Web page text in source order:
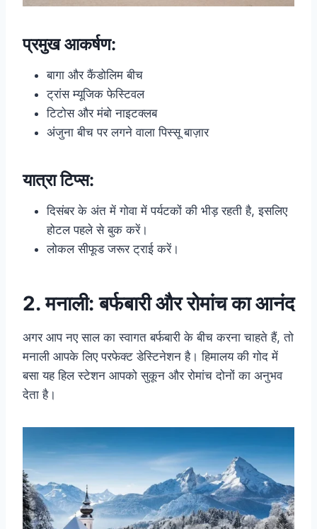
प्रमुख आकर्षण:
बागा और कैंडोलिम बीच
ट्रांस म्यूजिक फेस्टिवल
टिटोस और मंबो नाइटक्लब
अंजुना बीच पर लगने वाला पिस्सू बाज़ार
यात्रा टिप्स:
दिसंबर के अंत में गोवा में पर्यटकों की भीड़ रहती है, इसलिए
होटल पहले से बुक करें।
लोकल सीफूड जरूर ट्राई करें।
2. मनाली: बर्फबारी और रोमांच का आनंद
अगर आप नए साल का स्वागत बर्फबारी के बीच करना चाहते हैं, तो
मनाली आपके लिए परफेक्ट डेस्टिनेशन है। हिमालय की गोद में
बसा यह हिल स्टेशन आपको सुकून और रोमांच दोनों का अनुभव
देता है।